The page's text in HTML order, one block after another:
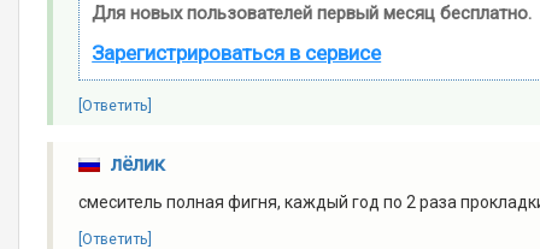
Для новых пользователей первый месяц бесплатно.
Зарегистрироваться в сервисе
[Ответить]
лёлик
смеситель полная фигня, каждый год по 2 раза
[Ответить]